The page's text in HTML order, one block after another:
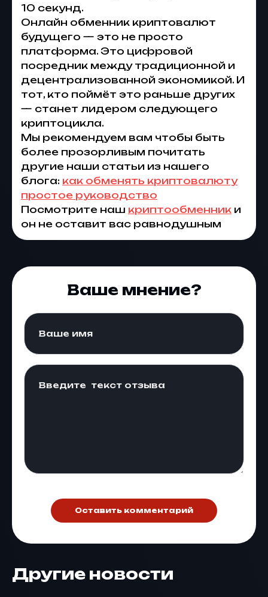
10 секунд.
Онлайн обменник криптовалют
будущего — это не просто
платформа. Это цифровой
посредник между традиционной и
децентрализованной экономикой. И
тот, кто поймёт это раньше других
— станет лидером следующего
криптоцикла.
Мы рекомендуем вам чтобы быть
более прозорливым почитать
другие наши статьи из нашего
блога: как обменять криптовалюту
простое руководство
Посмотрите наш криптообменник и
он не оставит вас равнодушным
Ваше мнение?
Оставить комментарий
Другие новости